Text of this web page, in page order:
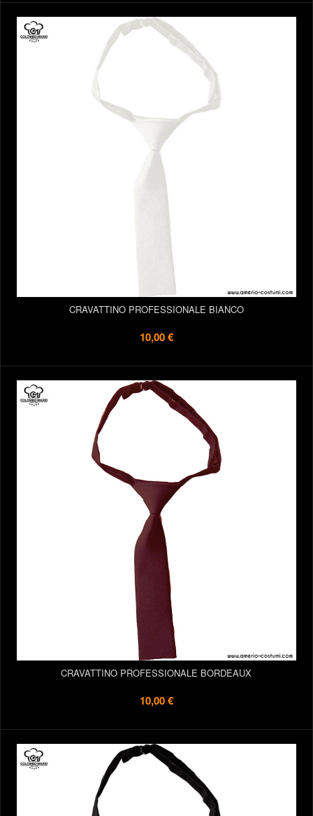
CRAVATTINO PROFESSIONALE BIANCO
10,00 €
CRAVATTINO PROFESSIONALE BORDEAUX
10,00 €